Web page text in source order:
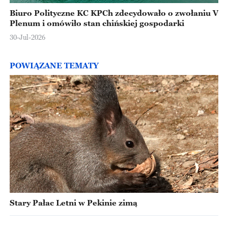
Biuro Polityczne KC KPCh zdecydowało o zwołaniu V
Plenum i omówiło stan chińskiej gospodarki
30-Jul-2026
POWIĄZANE TEMATY
Stary Pałac Letni w Pekinie zimą